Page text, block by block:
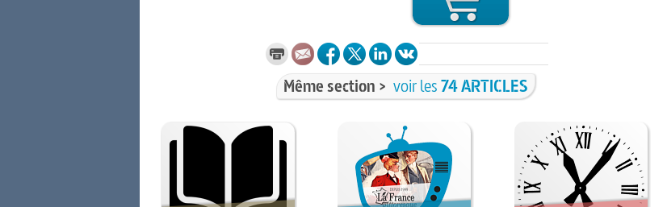
Même section > voir les74 ARTICLES